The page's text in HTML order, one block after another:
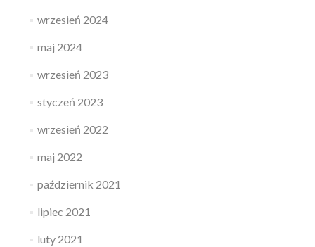
wrzesień 2024
maj 2024
wrzesień 2023
styczeń 2023
wrzesień 2022
maj 2022
październik 2021
lipiec 2021
luty 2021